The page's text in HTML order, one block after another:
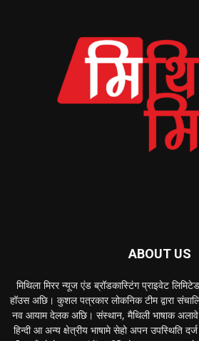
ABOUT US
मिथिला मिरर न्यूज एंड ब्रॉडकास्टिंग प्राइवेट
हॉउस अछि। कुशल पत्रकार लोकनिक टीम द्वारा
नव आयाम देलक अछि। संस्थान, मैथिली भाषाक
हिन्दी आ अन्य क्षेत्रीय भाषामे सेहो अपन उपस्थिति